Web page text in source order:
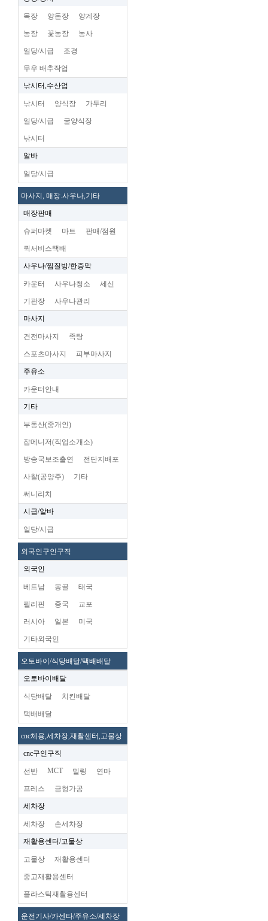
목장 양돈장 양계장
농장 꽃농장 농사
일당/시급 조경
무우 배추작업
낚시터,수산업
낚시터 양식장 가두리
일당/시급 굴양식장
낚시터
알바
일당/시급
마사지, 매장.사우나,기타
매장판매
슈퍼마켓 마트 판매/점원
퀵서비스택배
사우나/찜질방/한증막
카운터 사우나청소 세신
기관장 사우나관리
마사지
건전마사지 족탕
스포츠마사지 피부마사지
주유소
카운터안내
기타
부동산(중개인)
잡메니저(직업소개소)
방송국보조출연 전단지배포
사찰(공양주) 기타
써니리치
시급/알바
일당/시급
외국인구인구직
외국인
베트남 몽골 태국
필리핀 중국 교포
러시아 일본 미국
기타외국인
오토바이/식당배달/택배배달
오토바이배달
식당배달 치킨배달
택배배달
cnc체용,세차장,재활센터,고물상
cnc구인구직
선반 MCT 밀링 연마
프레스 금형가공
세차장
세차장 손세차장
재활용센터/고물상
고물상 재활용센터
중고재활용센터
플라스틱재활용센터
운전기사/카센타/주유소/세차장